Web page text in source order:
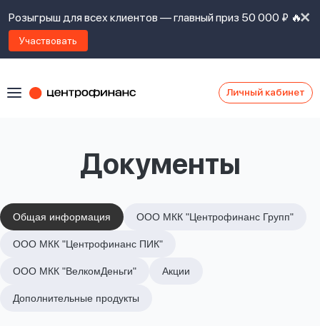
Розыгрыш для всех клиентов — главный приз 50 000 ₽ 🔥
Участвовать
Личный кабинет
Документы
Общая информация ООО МКК "Центрофинанс Групп"
ООО МКК "Центрофинанс ПИК"
ООО МКК "ВелкомДеньги" Акции
Дополнительные продукты
ознакомлен
предоставления
займов,
политикой
сайта,
согласие
обработку